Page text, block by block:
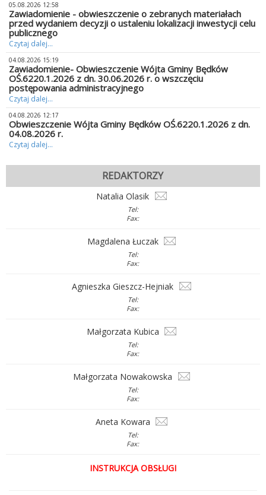
05.08.2026 12:58
Zawiadomienie - obwieszczenie o zebranych materiałach
przed wydaniem decyzji o ustaleniu lokalizacji inwestycji celu
publicznego
Czytaj dalej...
04.08.2026 15:19
Zawiadomienie- Obwieszczenie Wójta Gminy Będków
OŚ.6220.1.2026 z dn. 30.06.2026 r. o wszczęciu
postępowania administracyjnego
Czytaj dalej...
04.08.2026 12:17
Obwieszczenie Wójta Gminy Będków OŚ.6220.1.2026 z dn.
04.08.2026 r.
Czytaj dalej...
REDAKTORZY
Natalia Olasik
Tel:
Fax:
Magdalena Łuczak
Tel:
Fax:
Agnieszka Gieszcz-Hejniak
Tel:
Fax:
Małgorzata Kubica
Tel:
Fax:
Małgorzata Nowakowska
Tel:
Fax:
Aneta Kowara
Tel:
Fax:
INSTRUKCJA OBSŁUGI